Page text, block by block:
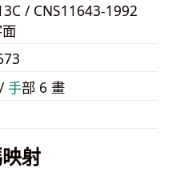
/ CNS11643-1992
⼿部 6 畫
射